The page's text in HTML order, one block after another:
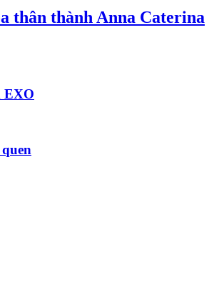
thân thành Anna Caterina
EXO